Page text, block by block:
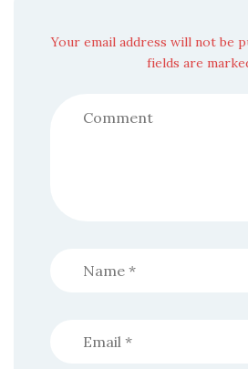
Your email address will not be
fields are